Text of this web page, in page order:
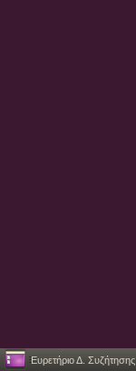
Ευρετήριο Δ. Συζήτησης